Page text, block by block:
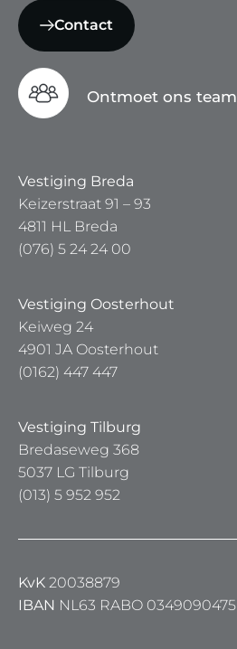
Contact
Ontmoet ons team
Vestiging Breda
Keizerstraat 91 – 93
4811 HL Breda
(076) 5 24 24 00
Vestiging Oosterhout
Keiweg 24
4901 JA Oosterhout
(0162) 447 447
Vestiging Tilburg
Bredaseweg 368
5037 LG Tilburg
(013) 5 952 952
KvK 20038879
IBAN NL63 RABO 0349090475